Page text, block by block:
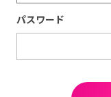
パスワード